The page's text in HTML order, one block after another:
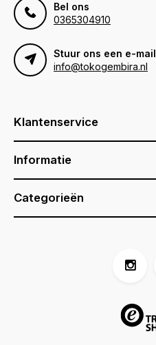
Bel ons
0365304910
Stuur ons een e-mail
info@tokogembira.nl
Klantenservice
Informatie
Categorieën